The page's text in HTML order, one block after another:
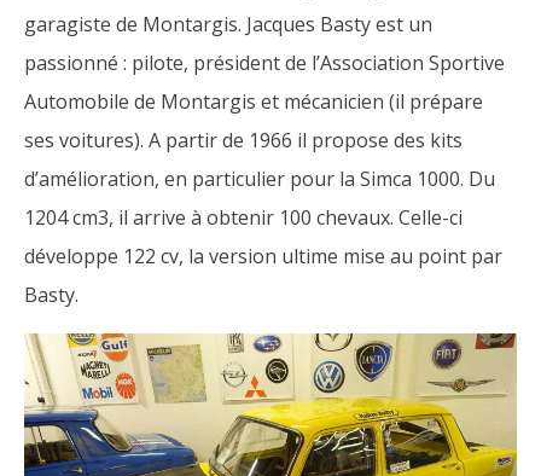
garagiste de Montargis. Jacques Basty est un
passionné : pilote, président de l’Association Sportive
Automobile de Montargis et mécanicien (il prépare
ses voitures). A partir de 1966 il propose des kits
d’amélioration, en particulier pour la Simca 1000. Du
1204 cm3, il arrive à obtenir 100 chevaux. Celle-ci
développe 122 cv, la version ultime mise au point par
Basty.